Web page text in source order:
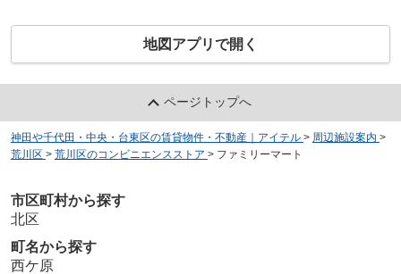
地図アプリで開く
ページトップへ
神田や千代田・中央・台東区の賃貸物件・不動産｜アイテル > 周辺施設案内 >
荒川区 > 荒川区のコンビニエンスストア > ファミリーマート
市区町村から探す
北区
町名から探す
西ケ原